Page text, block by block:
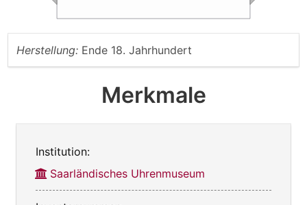
Herstellung: Ende 18. Jahrhundert
Merkmale
Institution:
Saarländisches Uhrenmuseum